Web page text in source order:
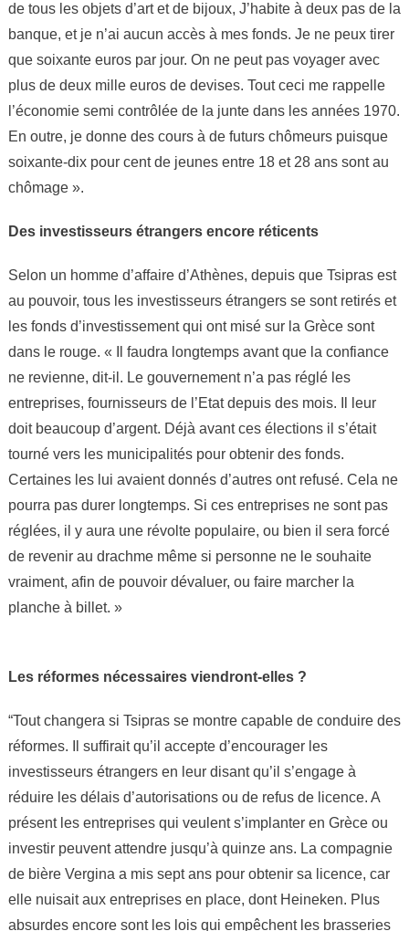
de tous les objets d’art et de bijoux, J’habite à deux pas de la
banque, et je n’ai aucun accès à mes fonds. Je ne peux tirer
que soixante euros par jour. On ne peut pas voyager avec
plus de deux mille euros de devises. Tout ceci me rappelle
l’économie semi contrôlée de la junte dans les années 1970.
En outre, je donne des cours à de futurs chômeurs puisque
soixante-dix pour cent de jeunes entre 18 et 28 ans sont au
chômage ».
Des investisseurs étrangers encore réticents
Selon un homme d’affaire d’Athènes, depuis que Tsipras est
au pouvoir, tous les investisseurs étrangers se sont retirés et
les fonds d’investissement qui ont misé sur la Grèce sont
dans le rouge. « Il faudra longtemps avant que la confiance
ne revienne, dit-il. Le gouvernement n’a pas réglé les
entreprises, fournisseurs de l’Etat depuis des mois. Il leur
doit beaucoup d’argent. Déjà avant ces élections il s’était
tourné vers les municipalités pour obtenir des fonds.
Certaines les lui avaient donnés d’autres ont refusé. Cela ne
pourra pas durer longtemps. Si ces entreprises ne sont pas
réglées, il y aura une révolte populaire, ou bien il sera forcé
de revenir au drachme même si personne ne le souhaite
vraiment, afin de pouvoir dévaluer, ou faire marcher la
planche à billet. »
Les réformes nécessaires viendront-elles ?
“Tout changera si Tsipras se montre capable de conduire des
réformes. Il suffirait qu’il accepte d’encourager les
investisseurs étrangers en leur disant qu’il s’engage à
réduire les délais d’autorisations ou de refus de licence. A
présent les entreprises qui veulent s’implanter en Grèce ou
investir peuvent attendre jusqu’à quinze ans. La compagnie
de bière Vergina a mis sept ans pour obtenir sa licence, car
elle nuisait aux entreprises en place, dont Heineken. Plus
absurdes encore sont les lois qui empêchent les brasseries